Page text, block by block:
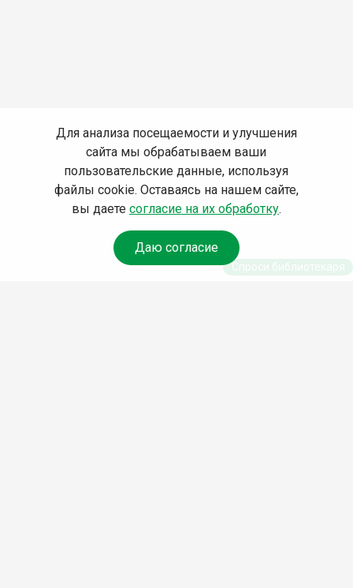
Для анализа посещаемости и улучшения
сайта мы обрабатываем ваши
пользовательские данные, используя
файлы cookie. Оставаясь на нашем сайте,
вы даете согласие на их обработку.
Даю согласие
Спроси библиотекаря